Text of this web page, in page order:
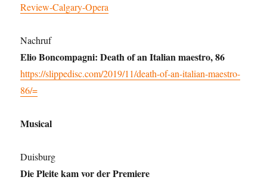
Review-Calgary-Opera
Nachruf
Elio Boncompagni: Death of an Italian maestro, 86
https://slippedisc.com/2019/11/death-of-an-italian-maestro-
86/=
Musical
Duisburg
Die Pleite kam vor der Premiere